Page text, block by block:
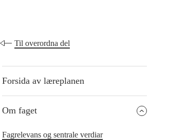
Til overordna del
Forsida av læreplanen
Om faget
Fagrelevans og sentrale verdiar